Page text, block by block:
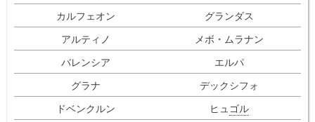
カルフェオン
グランダス
アルティノ
メボ・ムラナン
バレンシア
エルパ
グラナ
デックシフォ
ドベンクルン
ヒュ ゴル